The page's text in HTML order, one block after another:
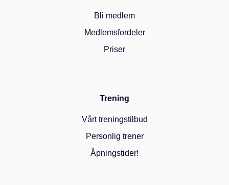
Bli medlem
Medlemsfordeler
Priser
Trening
Vårt treningstilbud
Personlig trener
Åpningstider!